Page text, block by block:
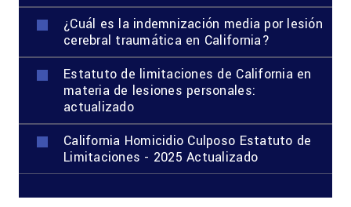
¿Cuál es la indemnización media por lesión
cerebral traumática en California?
Estatuto de limitaciones de California en
materia de lesiones personales:
actualizado
California Homicidio Culposo Estatuto de
Limitaciones - 2025 Actualizado